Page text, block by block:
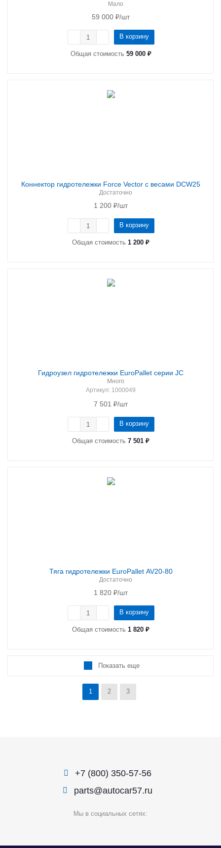
Мало
59 000 ₽/шт
В корзину
Общая стоимость 59 000 ₽
Коннектор гидротележки Force Vector с весами DCW25
Достаточно
1 200 ₽/шт
В корзину
Общая стоимость 1 200 ₽
Гидроузел гидротележки EuroPallet серии JC
Много
Артикул: 1000049
7 501 ₽/шт
В корзину
Общая стоимость 7 501 ₽
Тяга гидротележки EuroPallet AV20-80
Достаточно
1 820 ₽/шт
В корзину
Общая стоимость 1 820 ₽
Показать еще
1 2 3
+7 (800) 350-57-56
parts@autocar57.ru
Мы в социальных сетях: